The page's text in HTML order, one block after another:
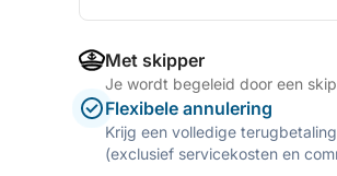
Met skipper
Je wordt begeleid door een
Flexibele annulering
Krijg een volledige
(exclusief servicekosten en